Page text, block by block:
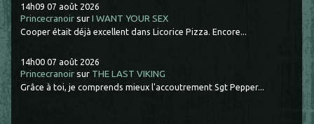
14h09 07 août 2026
Princecranoir surI WANT YOUR SEX
Cooper était déjà excellent dans Licorice Pizza. Encore...
14h00 07 août 2026
Princecranoir sur THE LAST VIKING
Grâce à toi, je comprends mieux l'accoutrement Sgt Pepper...